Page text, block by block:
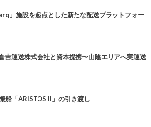
」施設を起点とした新たな配送プラットフォー
運送株式会社と資本提携〜山陰エリアへ実運送
船「ARISTOS II」の引き渡し